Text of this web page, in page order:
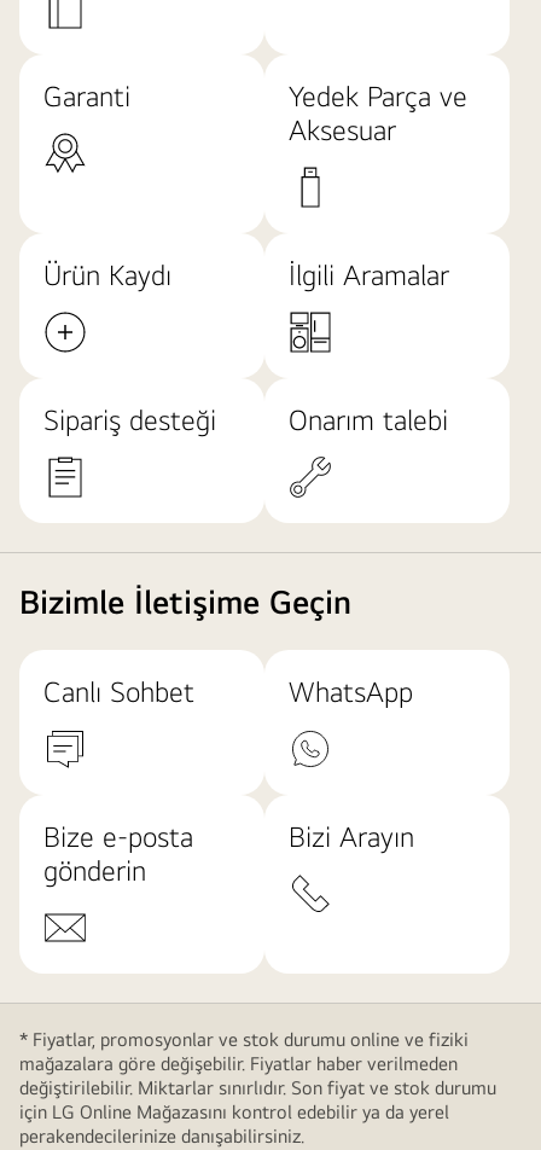
Garanti
Yedek Parça ve
Aksesuar
Ürün Kaydı İlgili Aramalar
Sipariş desteği Onarım talebi
Bizimle İletişime Geçin
Canlı Sohbet WhatsApp
Bize e-posta
gönderin
Bizi Arayın
* Fiyatlar, promosyonlar ve stok durumu online ve fiziki
mağazalara göre değişebilir. Fiyatlar haber verilmeden
değiştirilebilir. Miktarlar sınırlıdır. Son fiyat ve stok durumu
için LG Online Mağazasını kontrol edebilir ya da yerel
perakendecilerinize danışabilirsiniz.